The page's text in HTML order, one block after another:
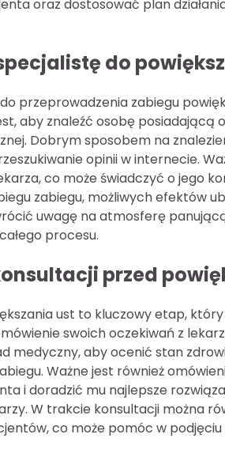
oraz dostosować plan
do
przeprowadzenia zabiegu
aby znaleźć osobę posiadającą
Dobrym sposobem na
opinii w internecie.
co może świadczyć o jego
zabiegu, możliwych efektów
uwagę na atmosferę
procesu.
przed
ust to kluczowy etap,
swoich oczekiwań z
medyczny, aby ocenić stan
Ważne jest również
i doradzić mu najlepsze
W trakcie konsultacji można
co może pomóc w